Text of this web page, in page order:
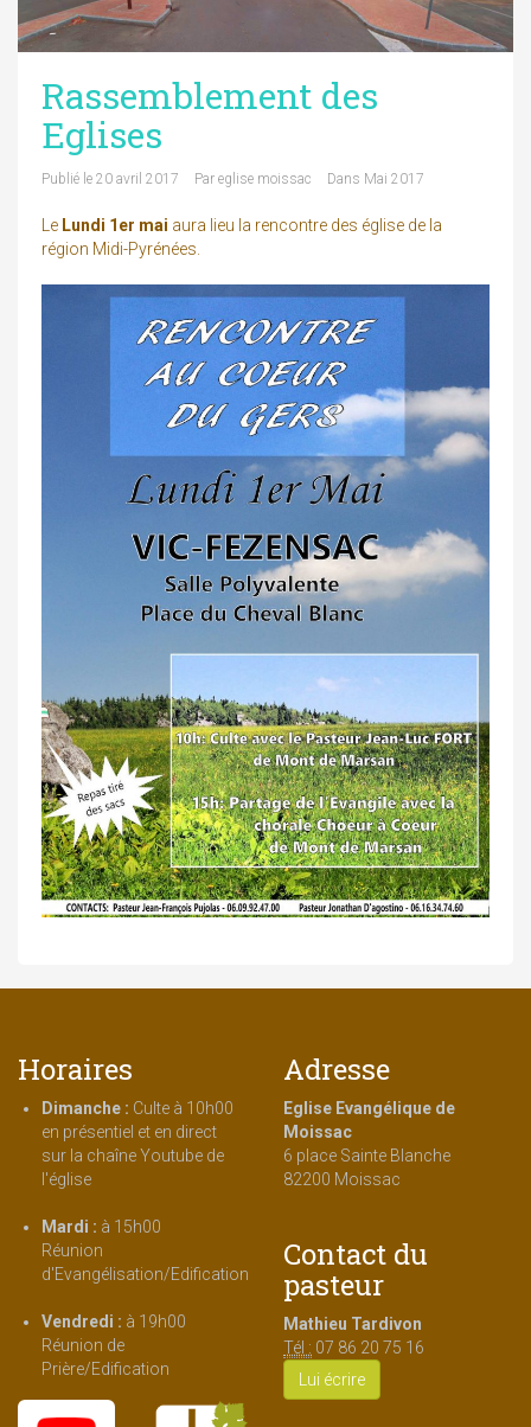
Rassemblement des
Eglises
Publié le 20 avril 2017 Par eglise moissac Dans Mai 2017
Le Lundi 1er mai aura lieu la rencontre des église de la
région Midi-Pyrénées.
Horaires
Dimanche : Culte à 10h00
en présentiel et en direct
sur la chaîne Youtube de
l'église
Mardi : à 15h00
Réunion
d'Evangélisation/Edification
Vendredi : à 19h00
Réunion de
Prière/Edification
Adresse
Eglise Evangélique de
Moissac
6 place Sainte Blanche
82200 Moissac
Contact du
pasteur
Mathieu Tardivon
Tél : 07 86 20 75 16
Lui écrire